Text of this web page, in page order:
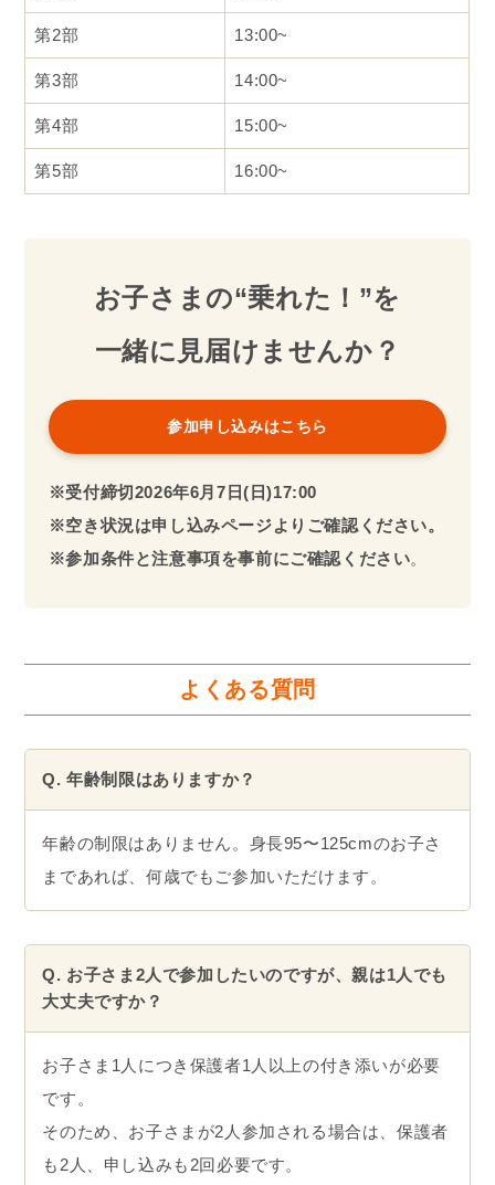
第2部 13:00~
第3部 14:00~
第4部 15:00~
第5部 16:00~
お子さまの“乗れた！”を
一緒に見届けませんか？
参加申し込みはこちら
※受付締切2026年6月7日(日)17:00
※空き状況は申し込みページよりご確認ください。
※参加条件と注意事項を事前にご確認ください。
よくある質問
Q. 年齢制限はありますか？
年齢の制限はありません。身長95〜125cmのお子さ
まであれば、何歳でもご参加いただけます。
Q. お子さま2人で参加したいのですが、親は1人でも
大丈夫ですか？
お子さま1人につき保護者1人以上の付き添いが必要
です。
そのため、お子さまが2人参加される場合は、保護者
も2人、申し込みも2回必要です。